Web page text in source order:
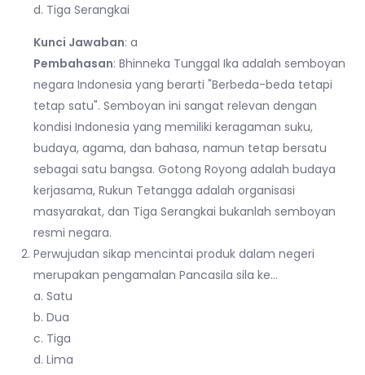
d. Tiga Serangkai
Kunci Jawaban: a
Pembahasan: Bhinneka Tunggal Ika adalah semboyan
negara Indonesia yang berarti "Berbeda-beda tetapi
tetap satu". Semboyan ini sangat relevan dengan
kondisi Indonesia yang memiliki keragaman suku,
budaya, agama, dan bahasa, namun tetap bersatu
sebagai satu bangsa. Gotong Royong adalah budaya
kerjasama, Rukun Tetangga adalah organisasi
masyarakat, dan Tiga Serangkai bukanlah semboyan
resmi negara.
Perwujudan sikap mencintai produk dalam negeri
merupakan pengamalan Pancasila sila ke…
a. Satu
b. Dua
c. Tiga
d. Lima